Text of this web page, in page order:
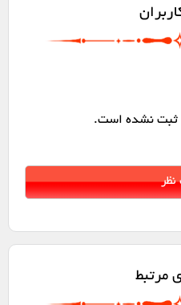
ثبت نشده است.
مرتبط